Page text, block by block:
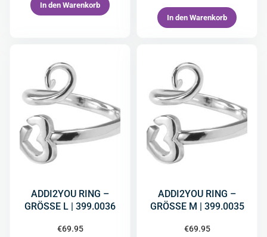
In den Warenkorb
In den Warenkorb
ADDI2YOU RING –
GRÖSSE L | 399.0036
€69.95
ADDI2YOU RING –
GRÖSSE M | 399.0035
€69.95